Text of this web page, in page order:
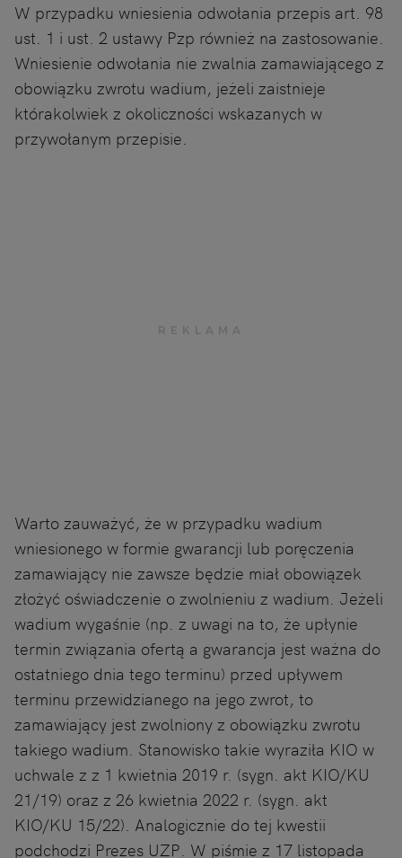
W przypadku wniesienia odwołania przepis art. 98
ust. 1 i ust. 2 ustawy Pzp również na zastosowanie.
Wniesienie odwołania nie zwalnia zamawiającego z
obowiązku zwrotu wadium, jeżeli zaistnieje
którakolwiek z okoliczności wskazanych w
przywołanym przepisie.
Warto zauważyć, że w przypadku wadium
wniesionego w formie gwarancji lub poręczenia
zamawiający nie zawsze będzie miał obowiązek
złożyć oświadczenie o zwolnieniu z wadium. Jeżeli
wadium wygaśnie (np. z uwagi na to, że upłynie
termin związania ofertą a gwarancja jest ważna do
ostatniego dnia tego terminu) przed upływem
terminu przewidzianego na jego zwrot, to
zamawiający jest zwolniony z obowiązku zwrotu
takiego wadium. Stanowisko takie wyraziła KIO w
uchwale z z 1 kwietnia 2019 r. (sygn. akt KIO/KU
21/19) oraz z 26 kwietnia 2022 r. (sygn. akt
KIO/KU 15/22). Analogicznie do tej kwestii
podchodzi Prezes UZP. W piśmie z 17 listopada